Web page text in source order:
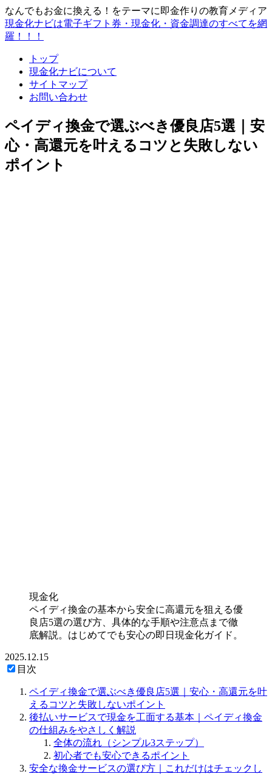
なんでもお金に換える！をテーマに即金作りの教育メディア
現金化ナビは電子ギフト券・現金化・資金調達のすべてを網
羅！！！
トップ
現金化ナビについて
サイトマップ
お問い合わせ
ペイディ換金で選ぶべき優良店5選｜安
心・高還元を叶えるコツと失敗しない
ポイント
現金化
ペイディ換金の基本から安全に高還元を狙える優
良店5選の選び方、具体的な手順や注意点まで徹
底解説。はじめてでも安心の即日現金化ガイド。
2025.12.15
目次
ペイディ換金で選ぶべき優良店5選｜安心・高還元を叶
えるコツと失敗しないポイント
後払いサービスで現金を工面する基本｜ペイディ換金
の仕組みをやさしく解説
全体の流れ（シンプル3ステップ）
初心者でも安心できるポイント
安全な換金サービスの選び方｜これだけはチェックし